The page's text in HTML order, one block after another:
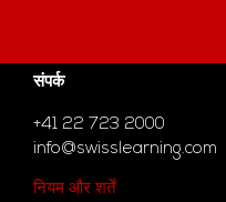
संपर्क
+41 22 723 2000
info@swisslearning.com
नियम और शर्तें